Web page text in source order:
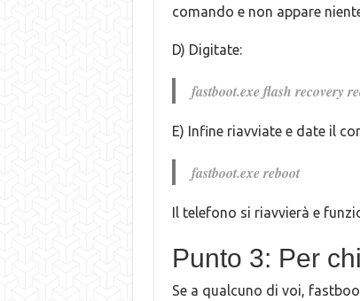
comando e non appare
D) Digitate:
fastboot.exe flash recovery
E) Infine riavviate e date il
fastboot.exe reboot
Il telefono si riavvierà e
Punto 3: Per
Se a qualcuno di voi,